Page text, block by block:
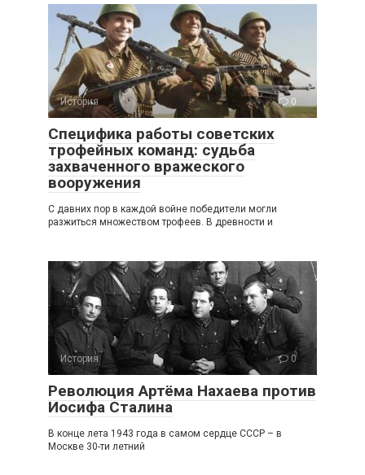
История 0
Специфика работы советских
трофейных команд: судьба
захваченного вражеского
вооружения
С давних пор в каждой войне победители могли
разжиться множеством трофеев. В древности и
История 0
Революция Артёма Нахаева против
Иосифа Сталина
В конце лета 1943 года в самом сердце СССР – в
Москве 30-ти летний